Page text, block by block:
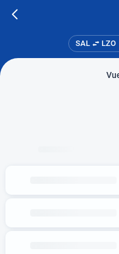
SAL LZO